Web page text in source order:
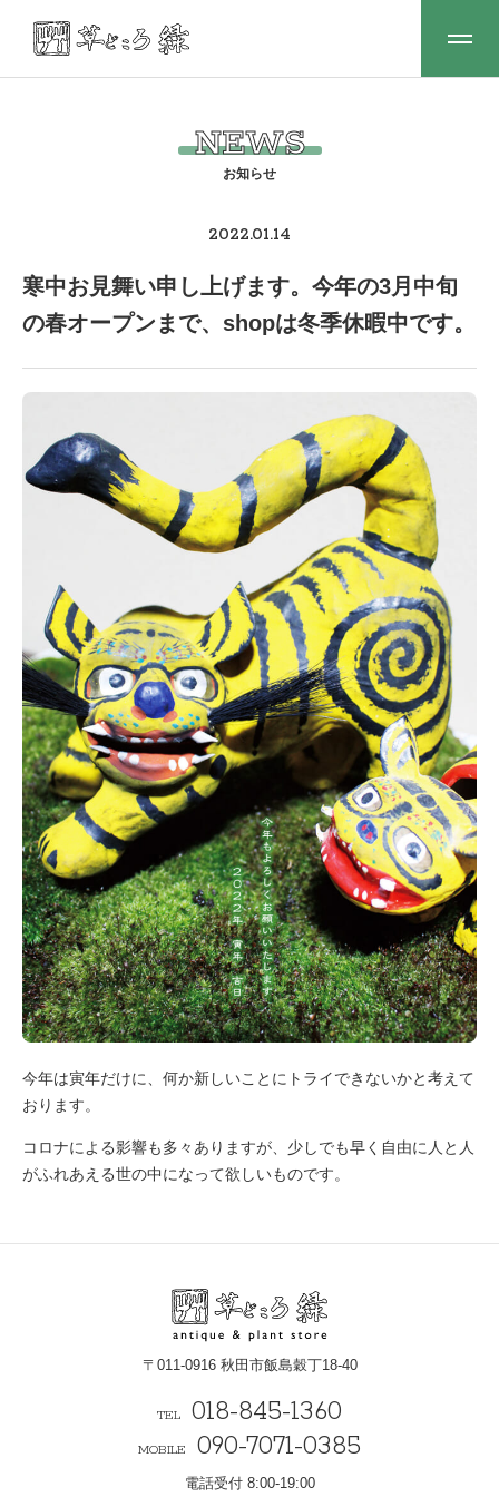
NEWS
2022.01.14
寒中お見舞い申し上げます。今年の3月中旬
の春オープンまで、shopは冬季休暇中です。
今年は寅年だけに、何か新しいことにトライできないかと考えて
おります。
コロナによる影響も多々ありますが、少しでも早く自由に人と人
がふれあえる世の中になって欲しいものです。
〒011-0916 秋田市飯島穀丁18-40
TEL 018-845-1360
MOBILE 090-7071-0385
電話受付 8:00-19:00